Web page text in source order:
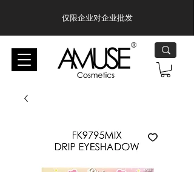
仅限企业对企业批发